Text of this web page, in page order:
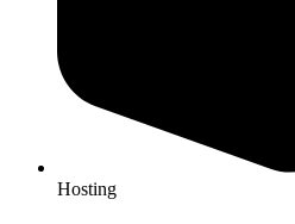
Hosting